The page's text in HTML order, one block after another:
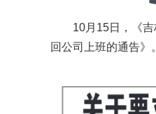
10月15日，《
回公司上班的通告》